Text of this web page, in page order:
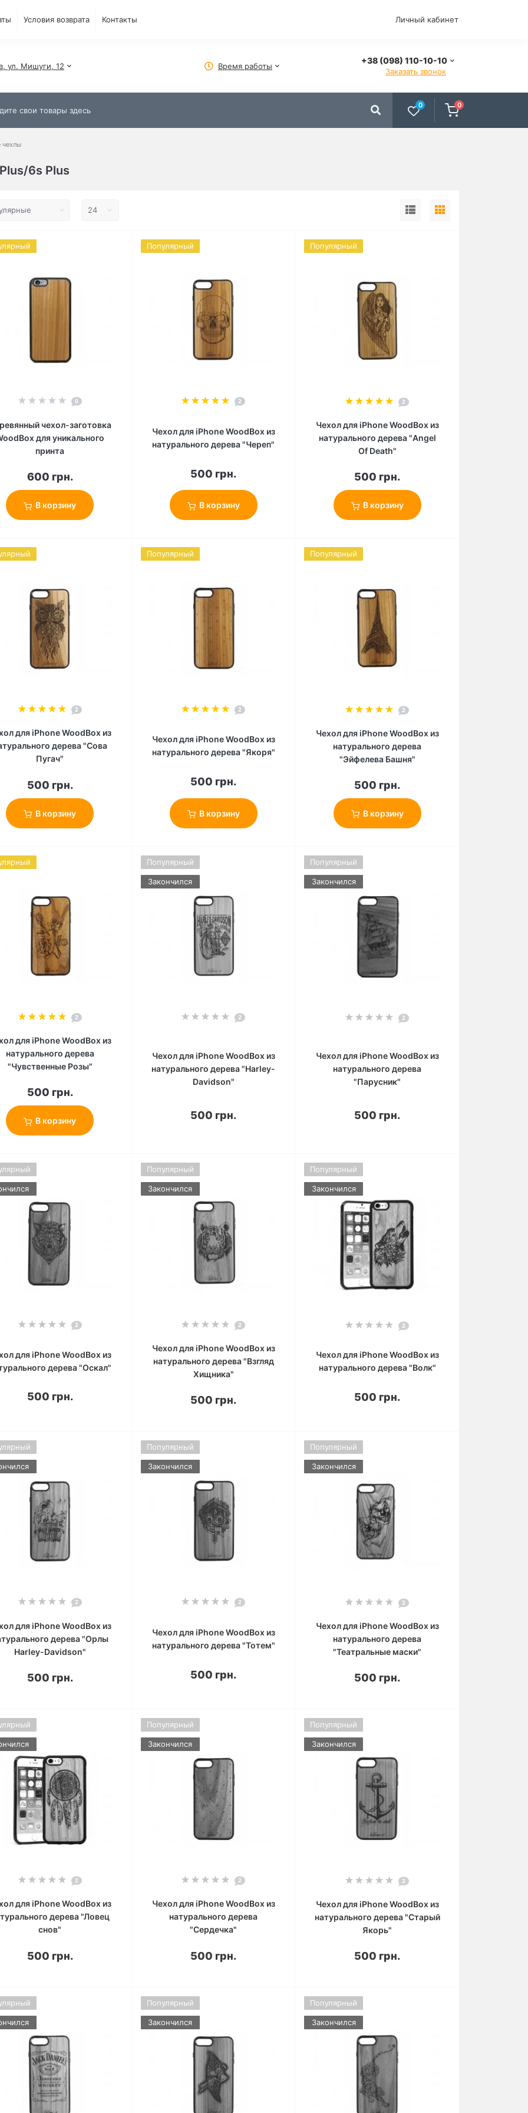
Условия возврата Контакты Личный кабинет
ул. Мишуги, 12 Время работы
+38 (098) 110-10-10
Заказать звонок
0 0
чехлы
6s Plus
0
чехол-заготовка
для уникального
принта
600 грн.
В корзину
Популярный
2
Чехол для iPhone WoodBox из
натурального дерева "Череп"
500 грн.
В корзину
Популярный
2
Чехол для iPhone WoodBox из
натурального дерева "Angel
Of Death"
500 грн.
В корзину
2
для iPhone WoodBox из
дерева "Cова
Пугач"
500 грн.
В корзину
Популярный
2
Чехол для iPhone WoodBox из
натурального дерева "Якоря"
500 грн.
В корзину
Популярный
2
Чехол для iPhone WoodBox из
натурального дерева
"Эйфелева Башня"
500 грн.
В корзину
2
для iPhone WoodBox из
натурального дерева
"Чувственные Розы"
500 грн.
В корзину
Популярный
Закончился
2
Чехол для iPhone WoodBox из
натурального дерева "Harley-
Davidson"
500 грн.
Популярный
Закончился
2
Чехол для iPhone WoodBox из
натурального дерева
"Парусник"
500 грн.
2
для iPhone WoodBox из
дерева "Оскал"
500 грн.
Популярный
Закончился
2
Чехол для iPhone WoodBox из
натурального дерева "Взгляд
Хищника"
500 грн.
Популярный
Закончился
2
Чехол для iPhone WoodBox из
натурального дерева "Волк"
500 грн.
2
для iPhone WoodBox из
дерева "Орлы
Harley-Davidson"
500 грн.
Популярный
Закончился
2
Чехол для iPhone WoodBox из
натурального дерева "Тотем"
500 грн.
Популярный
Закончился
2
Чехол для iPhone WoodBox из
натурального дерева
"Театральные маски"
500 грн.
2
для iPhone WoodBox из
дерева "Ловец
снов"
500 грн.
Популярный
Закончился
2
Чехол для iPhone WoodBox из
натурального дерева
"Сердечка"
500 грн.
Популярный
Закончился
2
Чехол для iPhone WoodBox из
натурального дерева "Старый
Якорь"
500 грн.
Популярный
Закончился
Популярный
Закончился